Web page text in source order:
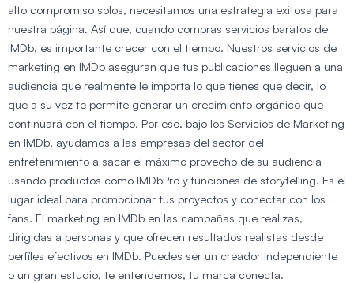
alto compromiso solos, necesitamos una estrategia exitosa para
nuestra página. Así que, cuando compras servicios baratos de
IMDb, es importante crecer con el tiempo. Nuestros servicios de
marketing en IMDb aseguran que tus publicaciones lleguen a una
audiencia que realmente le importa lo que tienes que decir, lo
que a su vez te permite generar un crecimiento orgánico que
continuará con el tiempo. Por eso, bajo los Servicios de Marketing
en IMDb, ayudamos a las empresas del sector del
entretenimiento a sacar el máximo provecho de su audiencia
usando productos como IMDbPro y funciones de storytelling. Es el
lugar ideal para promocionar tus proyectos y conectar con los
fans. El marketing en IMDb en las campañas que realizas,
dirigidas a personas y que ofrecen resultados realistas desde
perfiles efectivos en IMDb. Puedes ser un creador independiente
o un gran estudio, te entendemos, tu marca conecta.